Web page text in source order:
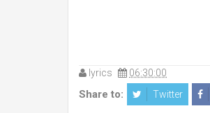
lyrics 06:30:00
Share to: Twitter